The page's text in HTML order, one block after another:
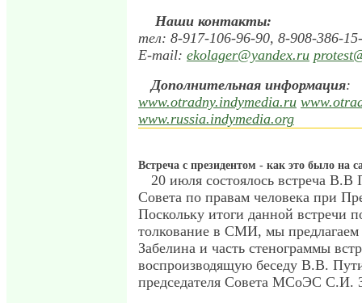
Наши контакты:
тел: 8-917-106-96-90, 8-908-386-
E-mail: ekolager@yandex.ru
Дополнительная информация:
www.otradny.indymedia.ru
www.russia.indymedia.org
Встреча с президентом - как это было на
20 июля состоялось встреча В.В
Совета по правам человека при
Поскольку итоги данной встречи
толкование в СМИ, мы
Забелина и часть стенограммы
воспроизводящую беседу В.В.
председателя Совета МСоЭС С.И.